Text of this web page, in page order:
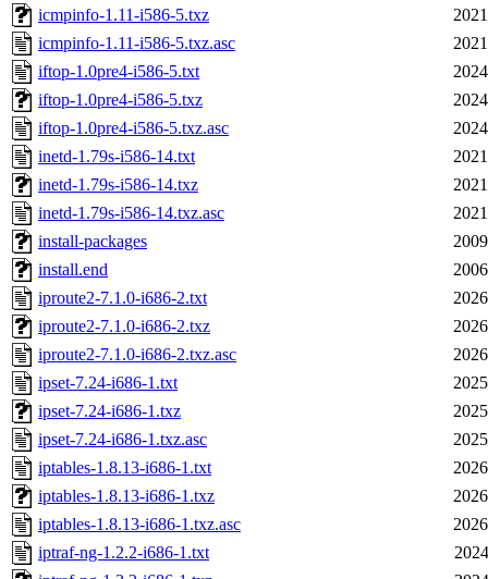
icmpinfo-1.11-i586-5.txz
icmpinfo-1.11-i586-5.txz.asc
iftop-1.0pre4-i586-5.txt
iftop-1.0pre4-i586-5.txz
iftop-1.0pre4-i586-5.txz.asc
inetd-1.79s-i586-14.txt
inetd-1.79s-i586-14.txz
inetd-1.79s-i586-14.txz.asc
install-packages
install.end
iproute2-7.1.0-i686-2.txt
iproute2-7.1.0-i686-2.txz
iproute2-7.1.0-i686-2.txz.asc
ipset-7.24-i686-1.txt
ipset-7.24-i686-1.txz
ipset-7.24-i686-1.txz.asc
iptables-1.8.13-i686-1.txt
iptables-1.8.13-i686-1.txz
iptables-1.8.13-i686-1.txz.asc
iptraf-ng-1.2.2-i686-1.txt